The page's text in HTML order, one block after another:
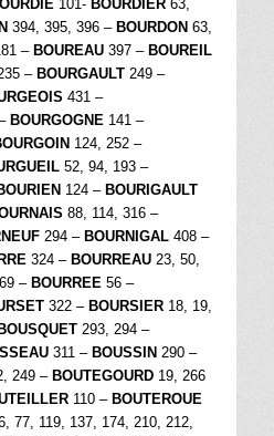
101- BOURDIER 63,
394, 395, 396 – BOURDON 63,
– BOUREAU 397 – BOUREIL
– BOURGAULT 249 –
431 –
BOURGOGNE 141 –
124, 252 –
52, 94, 193 –
124 – BOURIGAULT
88, 114, 316 –
294 – BOURNIGAL 408 –
324 – BOURREAU 23, 50,
– BOURREE 56 –
322 – BOURSIER 18, 19,
BOUSQUET 293, 294 –
311 – BOUSSIN 290 –
249 – BOUTEGOURD 19, 266
110 – BOUTEROUE
77, 119, 137, 174, 210, 212,